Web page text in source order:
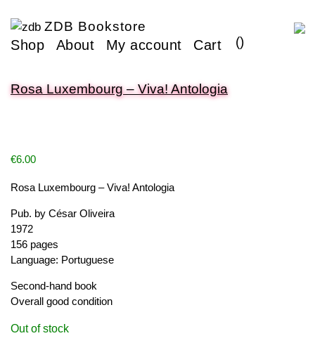
ZDB Bookstore
Shop About My account Cart ()
Rosa Luxembourg – Viva! Antologia
€6.00
Rosa Luxembourg – Viva! Antologia
Pub. by César Oliveira
1972
156 pages
Language: Portuguese
Second-hand book
Overall good condition
Out of stock